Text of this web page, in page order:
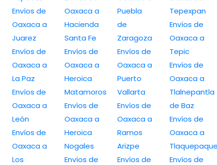
Envíos de
Oaxaca a
Juarez
Envíos de
Oaxaca a
La Paz
Envíos de
Oaxaca a
León
Envíos de
Oaxaca a
Los
Oaxaca a
Hacienda
Santa Fe
Envíos de
Oaxaca a
Heroica
Matamoros
Envíos de
Oaxaca a
Heroica
Nogales
Envíos de
Puebla
de
Zaragoza
Envíos de
Oaxaca a
Puerto
Vallarta
Envíos de
Oaxaca a
Ramos
Arizpe
Envíos de
Tepexpan
Envíos de
Oaxaca a
Tepic
Envíos de
Oaxaca a
Tlalnepantla
de Baz
Envíos de
Oaxaca a
Envíos de